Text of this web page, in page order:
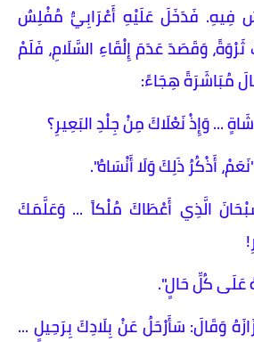
فِيهِ. فَدَخَلَ عَلَيْهِ أَعْرَابِيٌّ مُفْلِسٌ
وَقَصَدَ عَدَمَ إِلْقَاءِ السَّلَامِ، فَلَمْ
مُبَاشَرَةً هِجَاءً:
... وَإِذْ نَعْلَاكَ مِنْ جِلْدِ البَعِيرِ؟
أَذْكُرُ ذَلِكَ وَلَا أَنْسَاهُ".
الَّذِي أَعْطَاكَ مُلْكاً ... وَعَلَّمَكَ
عَلَى كُلِّ حَالٍ".
وَقَالَ: سَأَرْحَلُ عَنْ بِلَادِكَ بِرَحِيلٍ ...